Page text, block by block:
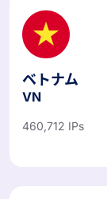
ベトナム
VN
460,712 IPs